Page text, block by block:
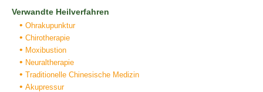
Verwandte Heilverfahren
Ohrakupunktur
Chirotherapie
Moxibustion
Neuraltherapie
Traditionelle Chinesische Medizin
Akupressur